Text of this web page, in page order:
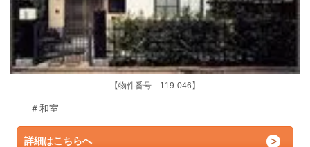
【物件番号 119-046】
＃和室
詳細はこちらへ